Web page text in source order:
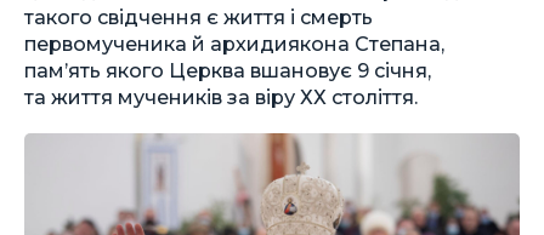
такого свідчення є життя і смерть
первомученика й архидиякона Степана,
пам’ять якого Церква вшановує 9 січня,
та життя мучеників за віру ХХ століття.